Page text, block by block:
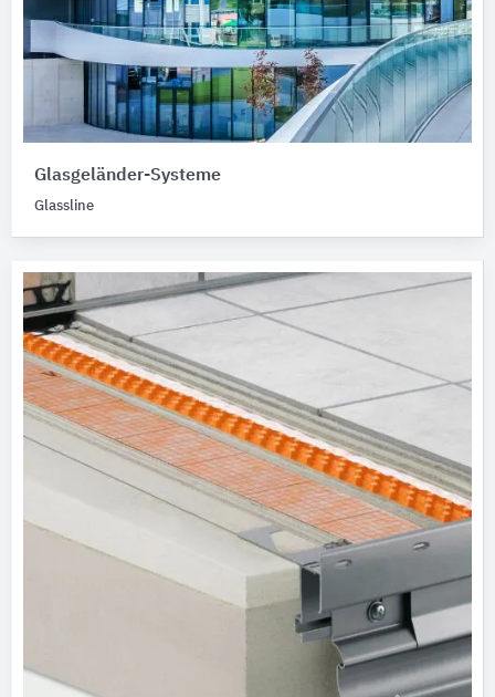
Glasgeländer-Systeme
Glassline